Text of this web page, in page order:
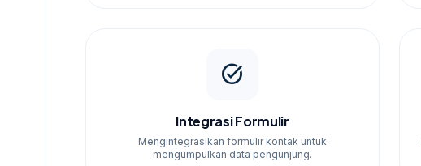
task_alt
Integrasi Formulir
Mengintegrasikan formulir kontak untuk
mengumpulkan data pengunjung.